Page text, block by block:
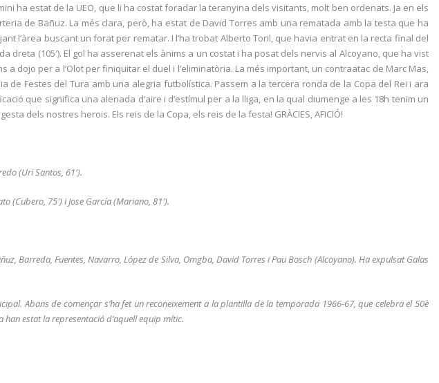
ha estat de la UEO, que li ha costat foradar la teranyina dels visitants, molt ben ordenats. Ja en els
de Bañuz. La més clara, però, ha estat de David Torres amb una rematada amb la testa que ha
l’àrea buscant un forat per rematar. I l’ha trobat Alberto Toril, que havia entrat en la recta final del
(105′). El gol ha asserenat els ànims a un costat i ha posat dels nervis al Alcoyano, que ha vist
dojo per a l’Olot per finiquitar el duel i l’eliminatòria. La més important, un contraatac de Marc Mas,
Festes del Tura amb una alegria futbolística. Passem a la tercera ronda de la Copa del Rei i ara
que significa una alenada d’aire i d’estímul per a la lliga, en la qual diumenge a les 18h tenim un
dels nostres herois. Els reis de la Copa, els reis de la festa! GRÀCIES, AFICIÓ!
(Uri Santos, 61′).
(Cubero, 75′) i Jose García (Mariano, 81′).
Barreda, Fuentes, Navarro, López de Silva, Omgba, David Torres i Pau Bosch (Alcoyano). Ha expulsat Galas
Abans de començar s’ha fet un reconeixement a la plantilla de la temporada 1966-67, que celebra el 50è
han estat la representació d’aquell equip mític.